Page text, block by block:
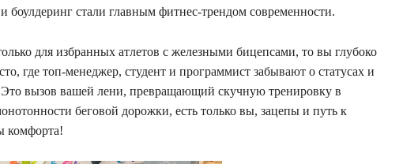
боулдеринг стали главным фитнес-трендом современности.
для избранных атлетов с железными бицепсами, то вы глубоко
где топ-менеджер, студент и программист забывают о статусах и
Это вызов вашей лени, превращающий скучную тренировку в
беговой дорожки, есть только вы, зацепы и путь к
комфорта!